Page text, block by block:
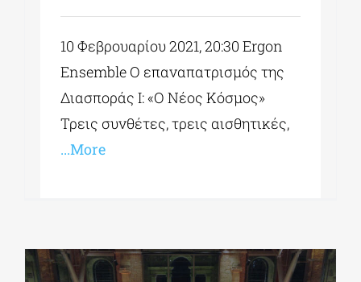
10 Φεβρουαρίου 2021, 20:30 Ergon
Ensemble Ο επαναπατρισμός της
Διασποράς Ι: «O Νέος Κόσμος»
Τρεις συνθέτες, τρεις αισθητικές,
...More